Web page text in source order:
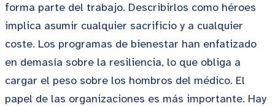
forma parte del trabajo. Describirlos como héroes
implica asumir cualquier sacrificio y a cualquier
coste. Los programas de bienestar han enfatizado
en demasía sobre la resiliencia, lo que obliga a
cargar el peso sobre los hombros del médico. El
papel de las organizaciones es más importante. Hay